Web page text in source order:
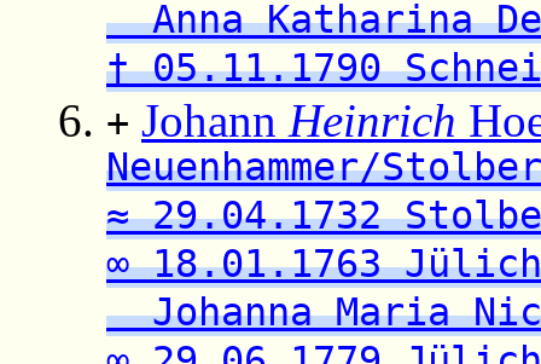
Anna Katharina
† 05.11.1790
+ Johann Heinrich
Neuenhammer/
≈ 29.04.1732
∞ 18.01.1763 Jülich
Johanna Maria